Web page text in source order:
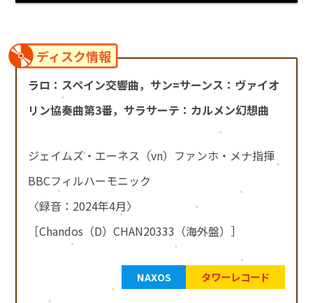
ディスク情報
ラロ：スペイン交響曲，サン=サーンス：ヴァイオ
リン協奏曲第3番，サラサーテ：カルメン幻想曲
ジェイムズ・エーネス（vn）ファンホ・メナ指揮
BBCフィルハーモニック
〈録音：2024年4月〉
［Chandos（D）CHAN20333（海外盤）］
NAXOS タワーレコード